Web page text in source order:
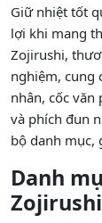
Giữ nhiệt tốt
lợi khi mang
Zojirushi,
nghiệm, cung
nhân, cốc
và phích đun
bộ danh mục,
Danh